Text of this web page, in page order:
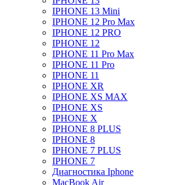
IPHONE 13 Mini
IPHONE 12 Pro Max
IPHONE 12 PRO
IPHONE 12
IPHONE 11 Pro Max
IPHONE 11 Pro
IPHONE 11
IPHONE XR
IPHONE XS MAX
IPHONE XS
IPHONE X
IPHONE 8 PLUS
IPHONE 8
IPHONE 7 PLUS
IPHONE 7
Диагностика Iphone
MacBook Air